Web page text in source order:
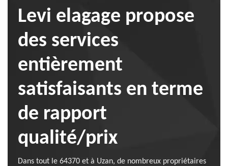
Levi elagage propose
des services
entièrement
satisfaisants en terme
de rapport
qualité/prix
Dans tout le 64370 et à Uzan, de nombreux propriétaires